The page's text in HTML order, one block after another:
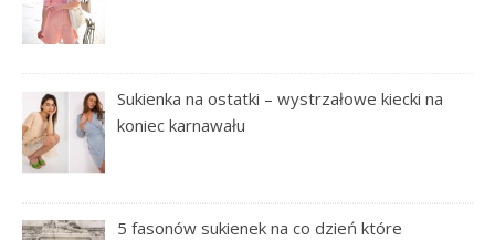
Sukienka na ostatki – wystrzałowe kiecki na
koniec karnawału
5 fasonów sukienek na co dzień które